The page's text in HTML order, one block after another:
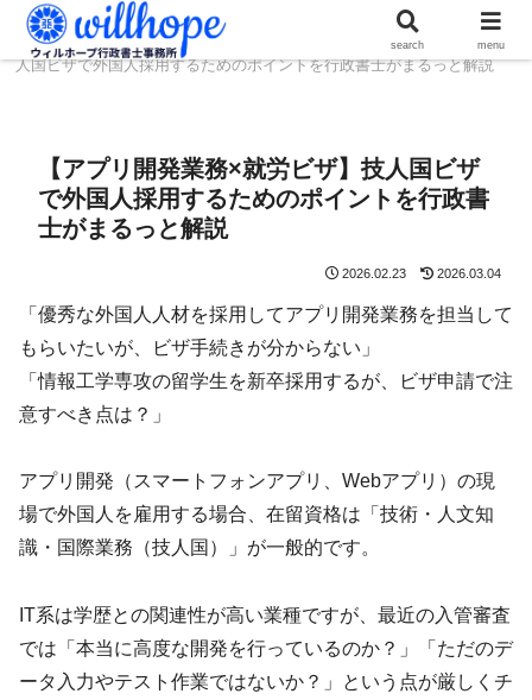
ホーム ビザコラム
【アプリ開発業務×就労ビザ】技
人国ビザで外国人採用するためのポイントを行政書士がまるっと解説
【アプリ開発業務×就労ビザ】技人国ビザ
で外国人採用するためのポイントを行政書
士がまるっと解説
2026.02.23 2026.03.04
「優秀な外国人人材を採用してアプリ開発業務を担当して
もらいたいが、ビザ手続きが分からない」
「情報工学専攻の留学生を新卒採用するが、ビザ申請で注
意すべき点は？」
アプリ開発（スマートフォンアプリ、Webアプリ）の現
場で外国人を雇用する場合、在留資格は「技術・人文知
識・国際業務（技人国）」が一般的です。
IT系は学歴との関連性が高い業種ですが、最近の入管審査
では「本当に高度な開発を行っているのか？」「ただのデ
ータ入力やテスト作業ではないか？」という点が厳しくチ
search menu